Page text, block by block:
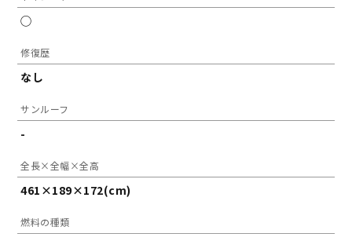
◯
修復歴
なし
サンルーフ
-
全長×全幅×全高
461×189×172(cm)
燃料の種類